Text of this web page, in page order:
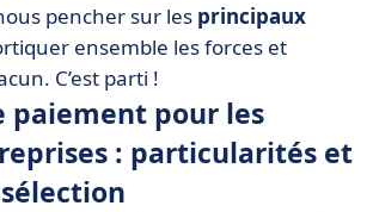
pencher sur les principaux
ensemble les forces et
C’est parti !
paiement pour les
: particularités et